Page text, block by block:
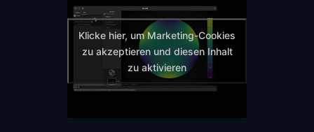
Klicke hier, um Marketing-Cookies
zu akzeptieren und diesen Inhalt
zu aktivieren